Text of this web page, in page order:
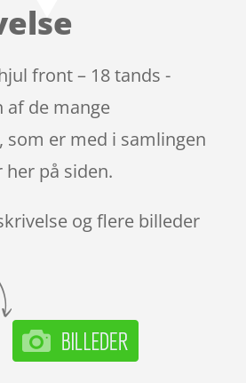
front – 18 tands -
af de mange
som er med i samlingen
på siden.
og flere billeder